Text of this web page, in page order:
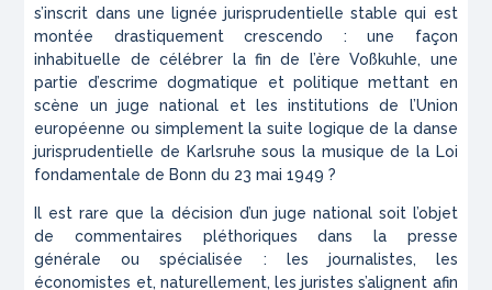
s’inscrit dans une lignée jurisprudentielle stable qui est
montée drastiquementcrescendo : une façon
inhabituelle de célébrer la fin de l’ère Voßkuhle, une
partie d’escrime dogmatique et politique mettant en
scène un juge national et les institutions de l’Union
européenne ou simplement la suite logique de la danse
jurisprudentielle de Karlsruhe sous la musique de la Loi
fondamentale de Bonn du 23 mai 1949 ?
Il est rare que la décision d’un juge national soit l’objet
de commentaires pléthoriques dans la presse
générale ou spécialisée : les journalistes, les
économistes et, naturellement, les juristes s’alignent afin